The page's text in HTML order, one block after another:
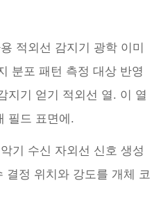
적외선 감지기 광학 이미
분포 패턴 측정 대상 반영
지기 얻기 적외선 열. 이 열
필드 표면에.
기 수신 자외선 신호 생성
결정 위치와 강도를 개체 코